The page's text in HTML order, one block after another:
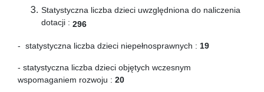
Statystyczna liczba dzieci uwzględniona do naliczenia
dotacji : 296
- statystyczna liczba dzieci niepełnosprawnych : 19
- statystyczna liczba dzieci objętych wczesnym
wspomaganiem rozwoju : 20